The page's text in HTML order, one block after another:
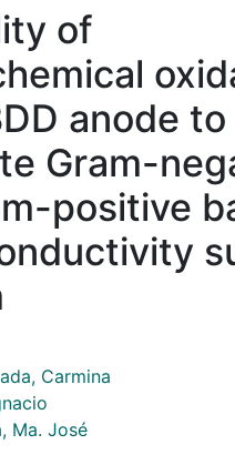
of
anode to
Gram-
positive
Carmina
Ma. José